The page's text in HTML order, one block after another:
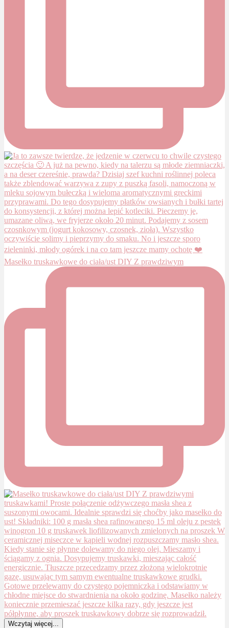
Masełko truskawkowe do ciała/ust DIY Z prawdziwym
Wczytaj więcej...